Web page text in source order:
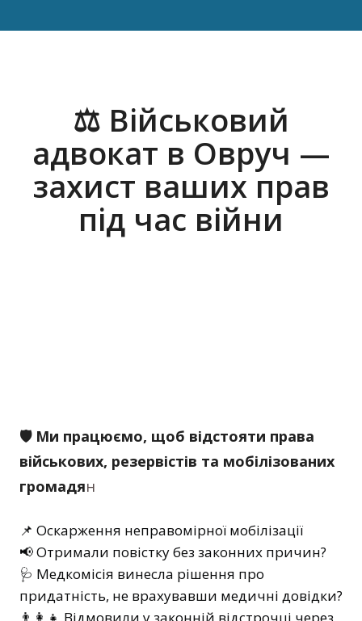
⚖️ Військовий
адвокат в Овруч —
захист ваших прав
під час війни
🛡 Ми працюємо, щоб відстояти права
військових, резервістів та мобілізованих
громадян
📌 Оскарження неправомірної мобілізації
📢 Отримали повістку без законних причин?
🩺 Медкомісія винесла рішення про
придатність, не врахувавши медичні довідки?